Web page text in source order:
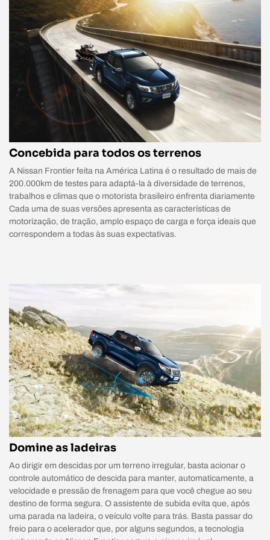
Concebida para todos os terrenos
A Nissan Frontier feita na América Latina é o resultado de mais de
200.000km de testes para adaptá-la à diversidade de terrenos,
trabalhos e climas que o motorista brasileiro enfrenta diariamente
Cada uma de suas versões apresenta as características de
motorização, de tração, amplo espaço de carga e força ideais que
correspondem a todas às suas expectativas.
Domine as ladeiras
Ao dirigir em descidas por um terreno irregular, basta acionar o
controle automático de descida para manter, automaticamente, a
velocidade e pressão de frenagem para que você chegue ao seu
destino de forma segura. O assistente de subida evita que, após
uma parada na ladeira, o veículo volte para trás. Basta passar do
freio para o acelerador que, por alguns segundos, a tecnologia